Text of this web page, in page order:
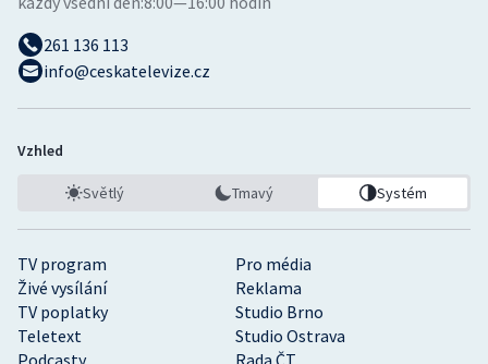
TV program
Pro média
Živé vysílání
Reklama
TV poplatky
Studio Brno
Teletext
Studio Ostrava
Podcasty
Rada ČT
261 136 113
info@ceskatelevize.cz
Vzhled
Světlý Tmavý Systém